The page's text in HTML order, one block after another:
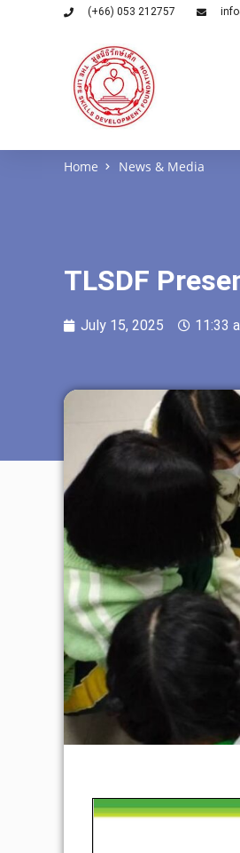
(+66) 053 212757
Home News & Media
TLSDF
July 15, 2025 11:33